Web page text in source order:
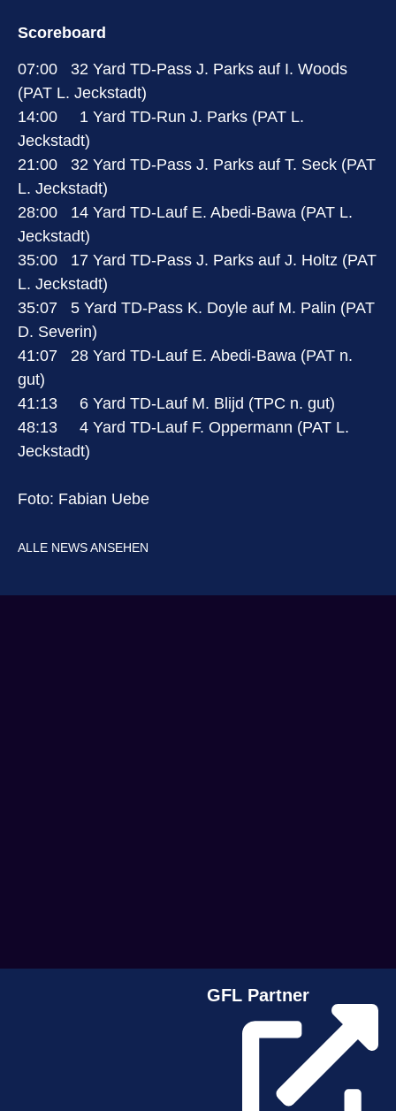
Scoreboard
07:00 32 Yard TD-Pass J. Parks auf I. Woods
(PAT L. Jeckstadt)
14:00 1 Yard TD-Run J. Parks (PAT L.
Jeckstadt)
21:00 32 Yard TD-Pass J. Parks auf T. Seck (PAT
L. Jeckstadt)
28:00 14 Yard TD-Lauf E. Abedi-Bawa (PAT L.
Jeckstadt)
35:00 17 Yard TD-Pass J. Parks auf J. Holtz (PAT
L. Jeckstadt)
35:07 5 Yard TD-Pass K. Doyle auf M. Palin (PAT
D. Severin)
41:07 28 Yard TD-Lauf E. Abedi-Bawa (PAT n.
gut)
41:13 6 Yard TD-Lauf M. Blijd (TPC n. gut)
48:13 4 Yard TD-Lauf F. Oppermann (PAT L.
Jeckstadt)
Foto: Fabian Uebe
ALLE NEWS ANSEHEN
GFL Partner